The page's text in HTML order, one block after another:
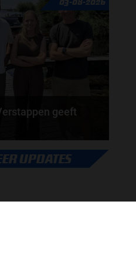
de nieuwe F1 aan Tafel.
geeft
Red Bull. Gaat George
En moet de budgetcap...
UPDATES